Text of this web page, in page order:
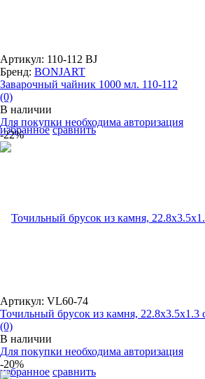
избранное сравнить
Артикул: 110-112 BJ
Бренд: BONJART
Заварочный чайник 1000 мл. 110-112
(0)
В наличии
Для покупки необходима авторизация
-22%
избранное сравнить
Артикул: VL60-74
Точильный брусок из камня, 22.8х3.5х1.3
(0)
В наличии
Для покупки необходима авторизация
-20%